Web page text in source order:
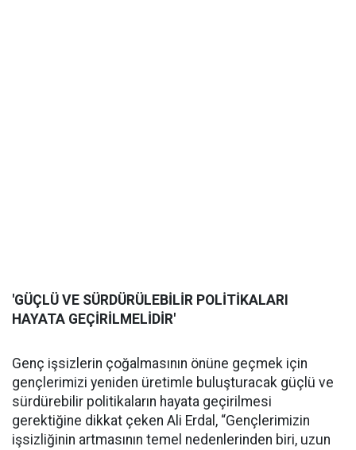
'GÜÇLÜ VE SÜRDÜRÜLEBİLİR POLİTİKALARI
HAYATA GEÇİRİLMELİDİR'
Genç işsizlerin çoğalmasının önüne geçmek için
gençlerimizi yeniden üretimle buluşturacak güçlü ve
sürdürebilir politikaların hayata geçirilmesi
gerektiğine dikkat çeken Ali Erdal, “Gençlerimizin
işsizliğinin artmasının temel nedenlerinden biri, uzun